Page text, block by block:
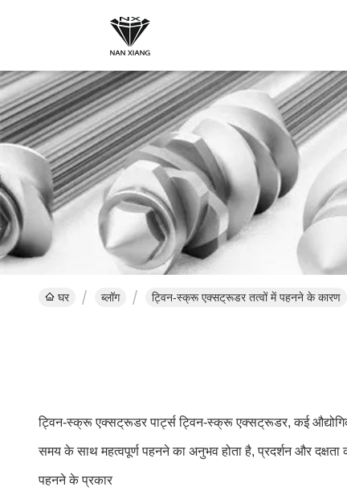
घर ब्लॉग ट्विन-स्क्रू एक्सट्रूडर तत्वों में पहनने के कारण
ट्विन-स्क्रू एक्सट्रूडर पार्ट्स ट्विन-स्क्रू एक्सट्रूडर, कई
समय के साथ महत्वपूर्ण पहनने का अनुभव होता है, प्रदर्शन और दक्षता
पहनने के प्रकार